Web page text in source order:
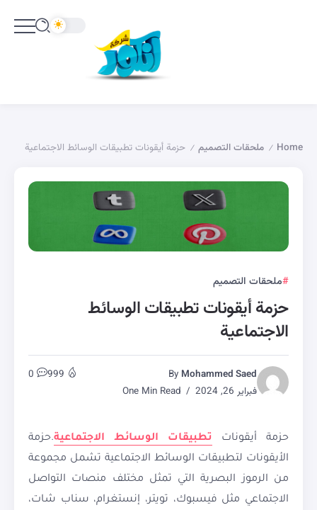
Home
/ ملحقات التصميم / حزمة أيقونات تطبيقات الوسائط الاجتماعية
ملحقات التصميم
حزمة أيقونات تطبيقات الوسائط
الاجتماعية
By Mohammed Saed
فبراير 26, 2024
999
0
حزمة أيقونات تطبيقات الوسائط الاجتماعية.حزمة
الأيقونات لتطبيقات الوسائط الاجتماعية تشمل مجموعة
من الرموز البصرية التي تمثل مختلف منصات التواصل
الاجتماعي مثل فيسبوك، تويتر، إنستغرام، سناب شات،